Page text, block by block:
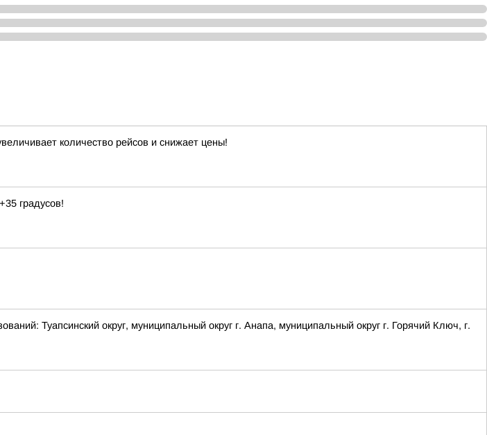
количество рейсов и снижает цены!
градусов!
Туапсинский округ, муниципальный округ г. Анапа, муниципальный округ г. Горячий Ключ, г.